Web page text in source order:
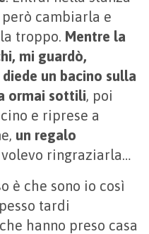
cambiarla e
troppo. Mentre la
mi guardò,
un bacino sulla
ormai sottili, poi
e riprese a
un regalo
volevo ringraziarla…
è che sono io così
tardi
hanno preso casa